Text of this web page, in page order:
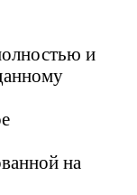
и
на